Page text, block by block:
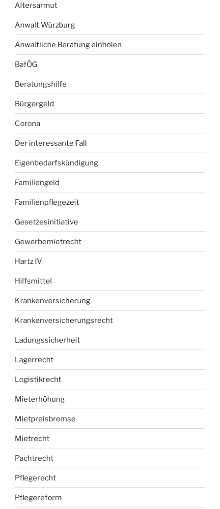
Altersarmut
Anwalt Würzburg
Anwaltliche Beratung einholen
BafÖG
Beratungshilfe
Bürgergeld
Corona
Der interessante Fall
Eigenbedarfskündigung
Familiengeld
Familienpflegezeit
Gesetzesinitiative
Gewerbemietrecht
Hartz IV
Hilfsmittel
Krankenversicherung
Krankenversicherungsrecht
Ladungssicherheit
Lagerrecht
Logistikrecht
Mieterhöhung
Mietpreisbremse
Mietrecht
Pachtrecht
Pflegerecht
Pflegereform